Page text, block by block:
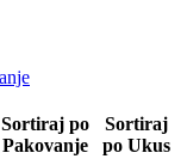
Sortiraj po
Pakovanje
Sortiraj
po Ukus